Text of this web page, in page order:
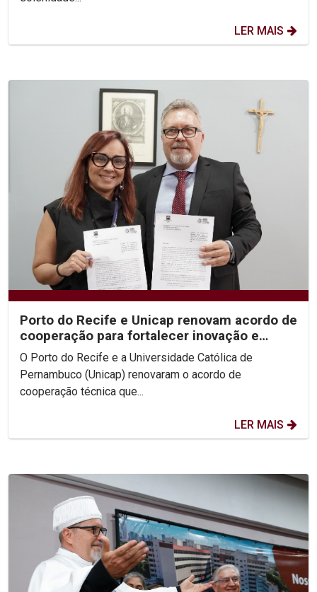
LER MAIS
Porto do Recife e Unicap renovam acordo de
cooperação para fortalecer inovação e
formação acadêmica
O Porto do Recife e a Universidade Católica de
Pernambuco (Unicap) renovaram o acordo de
cooperação técnica que...
LER MAIS